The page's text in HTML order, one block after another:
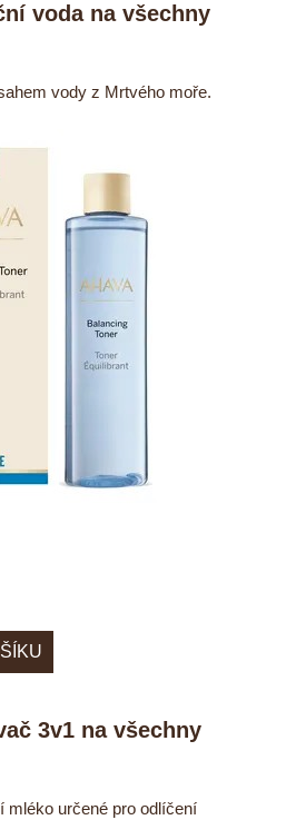
voda na všechny
vody z Mrtvého moře.
3v1 na všechny
určené pro odlíčení